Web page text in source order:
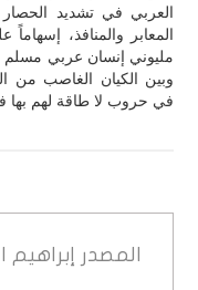
العربي في تشديد
المعابر والمنافذ،
مليوني إنسان عربي مسلم
وبين الكيان الغاصب من
في حروب لا طاقة لهم بها
المصدر